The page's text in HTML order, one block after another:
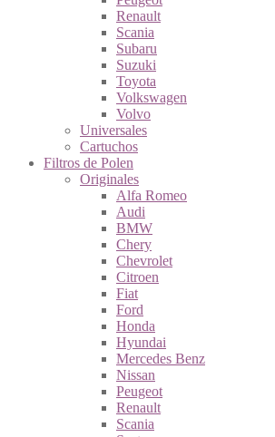
Renault
Scania
Subaru
Suzuki
Toyota
Volkswagen
Volvo
Universales
Cartuchos
Filtros de Polen
Originales
Alfa Romeo
Audi
BMW
Chery
Chevrolet
Citroen
Fiat
Ford
Honda
Hyundai
Mercedes Benz
Nissan
Peugeot
Renault
Scania